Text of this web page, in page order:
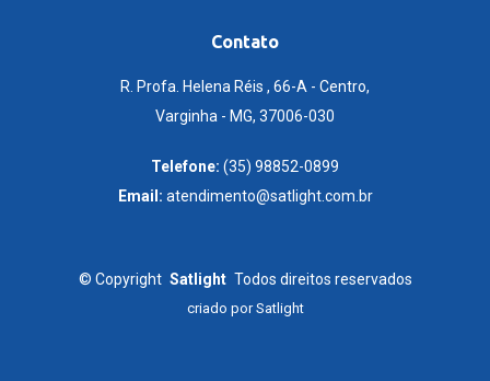
Contato
R. Profa. Helena Réis , 66-A - Centro,
Varginha - MG, 37006-030
Telefone: (35) 98852-0899
Email: atendimento@satlight.com.br
© Copyright Satlight Todos direitos reservados
criado porSatlight